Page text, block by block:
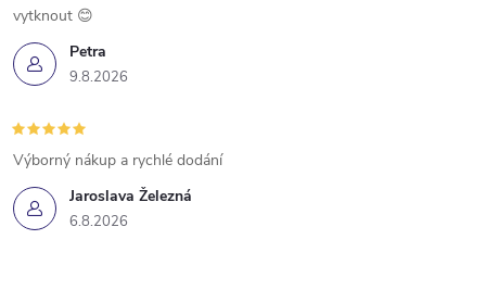
Petra
9.8.2026
vytknout 😊
Jaroslava Železná
6.8.2026
Výborný nákup a rychlé dodání